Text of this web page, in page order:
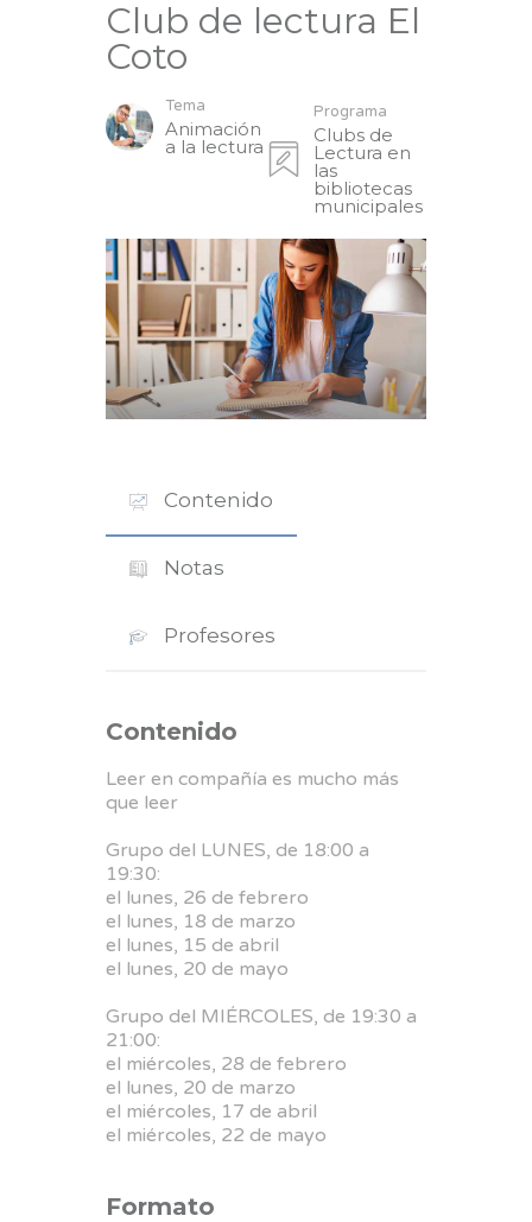
Club de lectura El
Coto
Tema
Animación
a la lectura
Programa
Clubs de
Lectura en
las
bibliotecas
municipales
Contenido
Notas
Profesores
Contenido
Leer en compañía es mucho más
que leer
Grupo del LUNES, de 18:00 a
19:30:
el lunes, 26 de febrero
el lunes, 18 de marzo
el lunes, 15 de abril
el lunes, 20 de mayo
Grupo del MIÉRCOLES, de 19:30 a
21:00:
el miércoles, 28 de febrero
el lunes, 20 de marzo
el miércoles, 17 de abril
el miércoles, 22 de mayo
Formato